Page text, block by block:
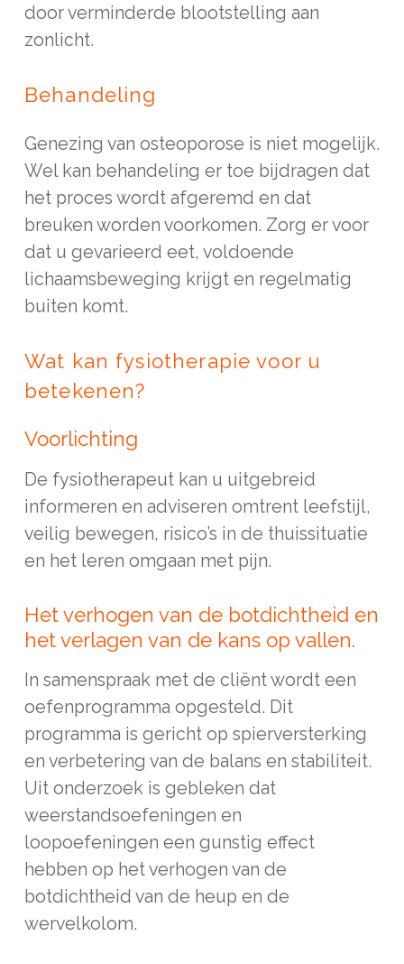
door verminderde blootstelling aan
zonlicht.
Behandeling
Genezing van osteoporose is niet mogelijk.
Wel kan behandeling er toe bijdragen dat
het proces wordt afgeremd en dat
breuken worden voorkomen. Zorg er voor
dat u gevarieerd eet, voldoende
lichaamsbeweging krijgt en regelmatig
buiten komt.
Wat kan fysiotherapie voor u
betekenen?
Voorlichting
De fysiotherapeut kan u uitgebreid
informeren en adviseren omtrent leefstijl,
veilig bewegen, risico’s in de thuissituatie
en het leren omgaan met pijn.
Het verhogen van de botdichtheid en
het verlagen van de kans op vallen.
In samenspraak met de cliënt wordt een
oefenprogramma opgesteld. Dit
programma is gericht op spierversterking
en verbetering van de balans en stabiliteit.
Uit onderzoek is gebleken dat
weerstandsoefeningen en
loopoefeningen een gunstig effect
hebben op het verhogen van de
botdichtheid van de heup en de
wervelkolom.